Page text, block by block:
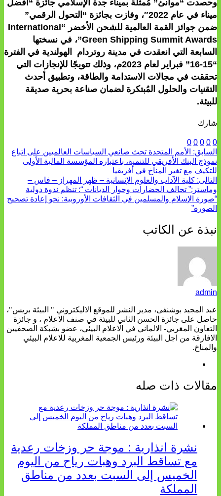
وحصدت “موانئ” مُمثلة بميناء جدة الإسلامي جائزة “أفضل
ميناء في عام 2022″، وفازت بجائزة “التحول الرقمي”
ضمن جوائز القمة العالمية للشحن الأخضر “International
Green Shipping Summit Awards”، في نسختها
السابعة التي انعقدت في مدينة روتردام الهولندية في الفترة
“15-16” فبراير لعام 2023م، وذلك تتويجًا للإنجازات التي
تحققت في مجالات الاستدامة والطاقة، وتطبيق أحدث
التقنيات والحلول المُبتكرة لضمان صناعة بحرية صديقة
للبيئة.
شارك
0
0
0
0
0
السابق: الأمم المتحدة تحث صانعي السياسات العالميين على اتباع
نموذج البنك الأفريقي للتنمية، باعتباره المؤسسة المالية الأولى
للتكيف مع تغير المناخ في أفريقيا
التالى: كلية الآداب والعلوم الإنسانية – ظهر المهراز – فاس –
وماستر:” تحالف الحضارات وحوار الديانات “: تنظم ندوة دولية
“صورة الإسلام والمسلمين في الثقافات الأوروبية: نحو إعادة تصحيح
الصورة”
نبذة عن الكاتب
admin
عبد المجيد بوشنفى، مدير النشر للموقع الاليكتروني " البيئة بريس"،
حاصل على جائزة الحسن الثاني للبيئة في صنف الاعلام ، و جائزة
التعاون المغربي- الالماني في الاعلام البيئي، عضو بشبكة الصحفيين
الافارقة من اجل البيئة ورئيس الجمعية المغربية للاعلام البيئي
والمناخ.
مقالات ذات صله
نشرة انذارية : موجة حر وزخات رعدية
مع تساقط البرد وهبات رياح من اليوم
الخميس إلى السبت بعدد من مناطق
المملكة